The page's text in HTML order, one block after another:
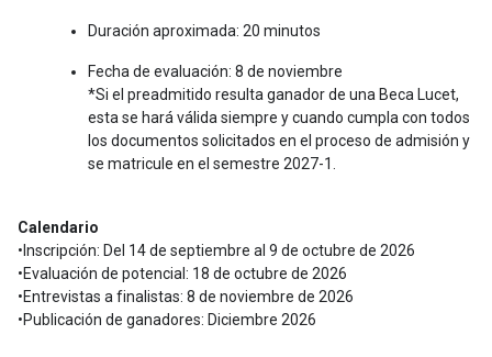
Duración aproximada: 20 minutos
Fecha de evaluación: 8 de noviembre
*Si el preadmitido resulta ganador de una Beca Lucet,
esta se hará válida siempre y cuando cumpla con todos
los documentos solicitados en el proceso de admisión y
se matricule en el semestre 2027-1.
Calendario
•Inscripción: Del 14 de septiembre al 9 de octubre de 2026
•Evaluación de potencial: 18 de octubre de 2026
•Entrevistas a finalistas: 8 de noviembre de 2026
•Publicación de ganadores: Diciembre 2026